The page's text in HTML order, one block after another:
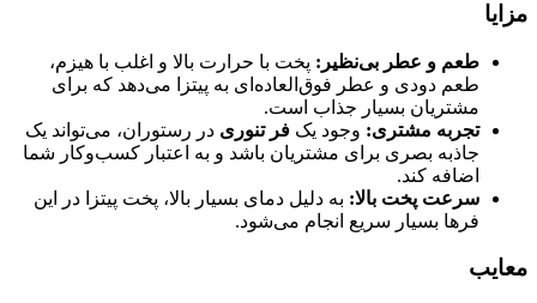
مزایا
طعم و عطر بی‌نظیر : پخت با حرارت بالا و اغلب با هیزم،
طعم دودی و عطر فوق‌العاده‌ای به پیتزا می‌دهد که برای
مشتریان بسیار جذاب است.
تجربه مشتری: وجود یک فر تنوری در رستوران، می‌تواند یک
جاذبه بصری برای مشتریان باشد و به اعتبار کسب‌وکار شما
اضافه کند.
سرعت پخت بالا: به دلیل دمای بسیار بالا، پخت پیتزا در این
فرها بسیار سریع انجام می‌شود.
معایب